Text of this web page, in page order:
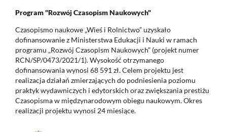
Program "Rozwój Czasopism Naukowych"
Czasopismo naukowe „Wieś i Rolnictwo” uzyskało
dofinansowanie z Ministerstwa Edukacji i Nauki w ramach
programu „Rozwój Czasopism Naukowych” (projekt numer
RCN/SP/0473/2021/1). Wysokość otrzymanego
dofinansowania wynosi 68 591 zł. Celem projektu jest
realizacja działań zmierzających do podniesienia poziomu
praktyk wydawniczych i edytorskich oraz zwiększania prestiżu
Czasopisma w międzynarodowym obiegu naukowym. Okres
realizacji projektu wynosi 24 miesiące.